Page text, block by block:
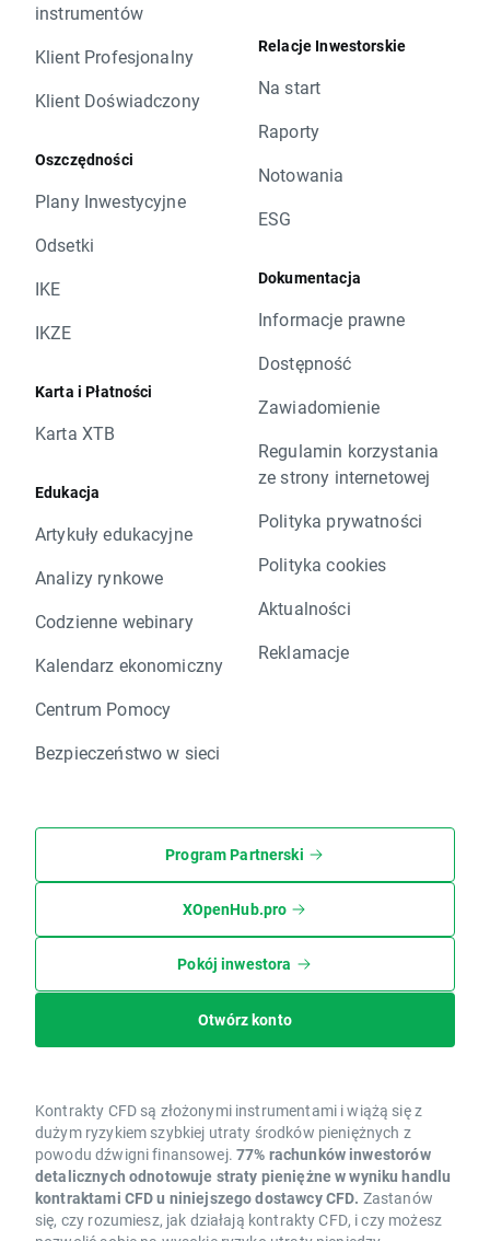
instrumentów
Klient Profesjonalny
Klient Doświadczony
Oszczędności
Plany Inwestycyjne
Odsetki
IKE
IKZE
Karta i Płatności
Karta XTB
Edukacja
Artykuły edukacyjne
Analizy rynkowe
Codzienne webinary
Kalendarz ekonomiczny
Centrum Pomocy
Bezpieczeństwo w sieci
Relacje Inwestorskie
Na start
Raporty
Notowania
ESG
Dokumentacja
Informacje prawne
Dostępność
Zawiadomienie
Regulamin korzystania
ze strony internetowej
Polityka prywatności
Polityka cookies
Aktualności
Reklamacje
Program Partnerski
XOpenHub.pro
Pokój inwestora
Otwórz konto
Kontrakty CFD są złożonymi instrumentami i wiążą się z
dużym ryzykiem szybkiej utraty środków pieniężnych z
powodu dźwigni finansowej. 77% rachunków inwestorów
detalicznych odnotowuje straty pieniężne w wyniku handlu
kontraktami CFD u niniejszego dostawcy CFD. Zastanów
się, czy rozumiesz, jak działają kontrakty CFD, i czy możesz